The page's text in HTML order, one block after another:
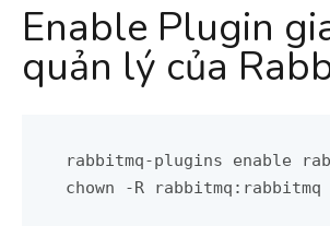
Enable Plugin
quản lý của
rabbitmq-plugins enable